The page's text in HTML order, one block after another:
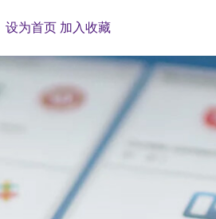
设为首页 加入收藏